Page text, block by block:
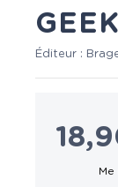
Éditeur :